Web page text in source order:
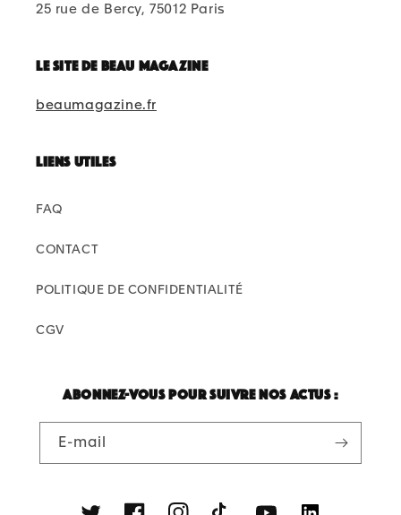
25 rue de Bercy, 75012 Paris
Le site de beau magazine
beaumagazine.fr
Liens utiles
FAQ
CONTACT
POLITIQUE DE CONFIDENTIALITÉ
CGV
Abonnez-vous pour suivre nos actus :
E-mail